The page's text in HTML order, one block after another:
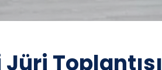
Toplantısı